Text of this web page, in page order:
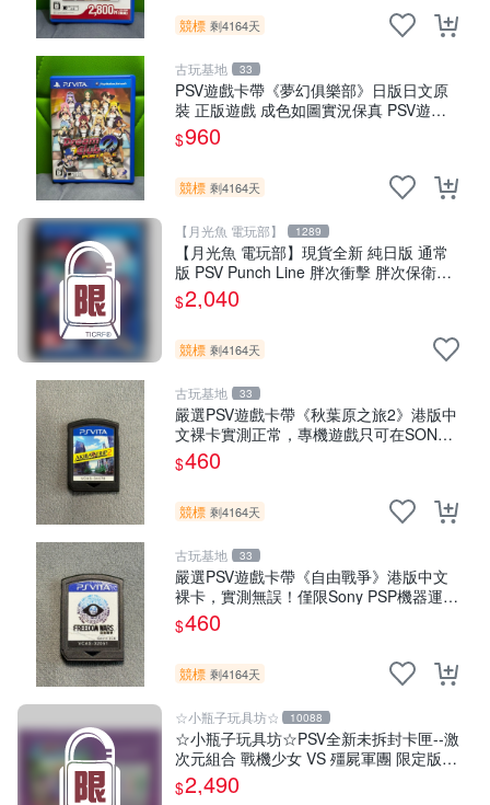
競標 剩4164天
古玩基地 33
PSV遊戲卡帶《夢幻俱樂部》日版日文原
裝 正版遊戲 成色如圖實況保真 PSV遊戲
日版 PS 測試無誤 美品保證
$960
競標 剩4164天
【月光魚 電玩部】 1289
【月光魚 電玩部】現貨全新 純日版 通常
版 PSV Punch Line 胖次衝擊 胖次保衛陣
線 普通版 純日版
$2,040
競標 剩4164天
古玩基地 33
嚴選PSV遊戲卡帶《秋葉原之旅2》港版中
文裸卡實測正常，專機遊戲只可在SONY
PSV上運行 卡帶 psv 港版
$460
競標 剩4164天
古玩基地 33
嚴選PSV遊戲卡帶《自由戰爭》港版中文
裸卡，實測無誤！僅限Sony PSP機器運
行，其他無法使用。單次購兩張以上享優
惠。 自由戰爭 PSP 港版 卡帶
$460
競標 剩4164天
☆小瓶子玩具坊☆ 10088
☆小瓶子玩具坊☆PSV全新未拆封卡匣--激
次元組合 戰機少女 VS 殭屍軍團 限定版
(日版)+特典--CD
$2,490